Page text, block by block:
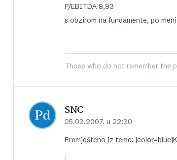
P/EBITDA 9,93
s obzirom na fundamente, po
Those who do not remember the
SNC
25.03.2007. u 22:30
Premješteno iz teme: